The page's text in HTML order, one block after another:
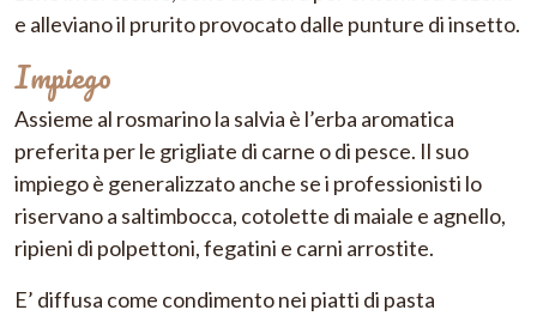
e alleviano il prurito provocato dalle punture di insetto.
Impiego
Assieme al rosmarino la salvia è l’erba aromatica
preferita per le grigliate di carne o di pesce. Il suo
impiego è generalizzato anche se i professionisti lo
riservano a saltimbocca, cotolette di maiale e agnello,
ripieni di polpettoni, fegatini e carni arrostite.
E’ diffusa come condimento nei piatti di pasta